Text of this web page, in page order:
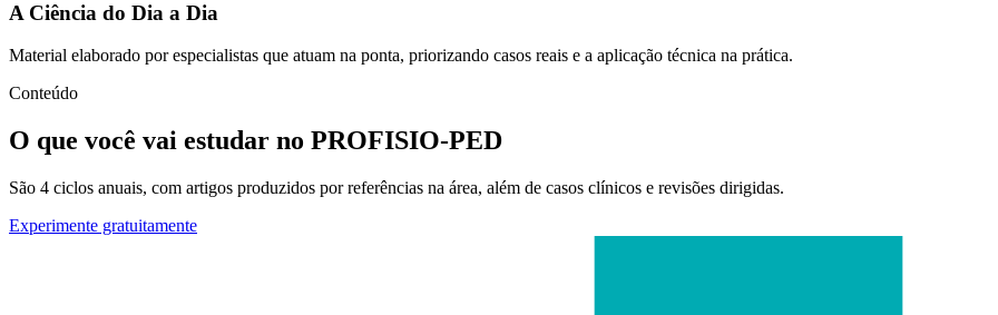
A Ciência do Dia a Dia
Material elaborado por especialistas que atuam na ponta, priorizando casos reais e a aplicação técnica na prática.
Conteúdo
O que você vai estudar no PROFISIO-PED
São 4 ciclos anuais, com artigos produzidos por referências na área, além de casos clínicos e revisões dirigidas.
Experimente gratuitamente